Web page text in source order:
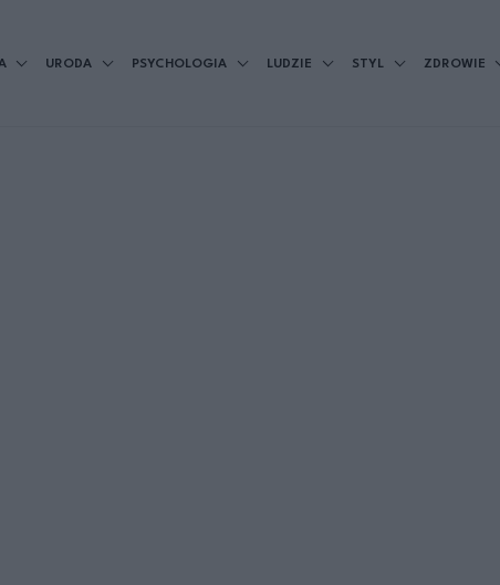
URODA PSYCHOLOGIA LUDZIE STYL ZDROWIE